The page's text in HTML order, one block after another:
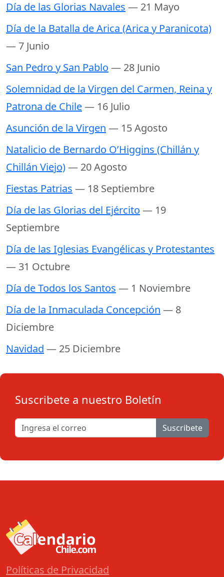
Día de las Glorias Navales — 21 Mayo
Día de la Batalla de Arica (Arica y Paranicota)
— 7 Junio
San Pedro y San Pablo — 28 Junio
Solemnidad de la Virgen del Carmen, Reina y
Patrona de Chile— 16 Julio
Asunción de la Virgen — 15 Agosto
Natalicio de Bernardo O’Higgins (Chillán y
Chillán Viejo)— 20 Agosto
Fiestas Patrias — 18 Septiembre
Día de las Glorias del Ejército — 19
Septiembre
Día de las Iglesias Evangélicas y Protestantes
— 31 Octubre
Día de Todos los Santos — 1 Noviembre
Día de la Inmaculada Concepción — 8
Diciembre
Navidad — 25 Diciembre
Suscribete a nuestro Boletín
Suscribete
Políticas de Privacidad